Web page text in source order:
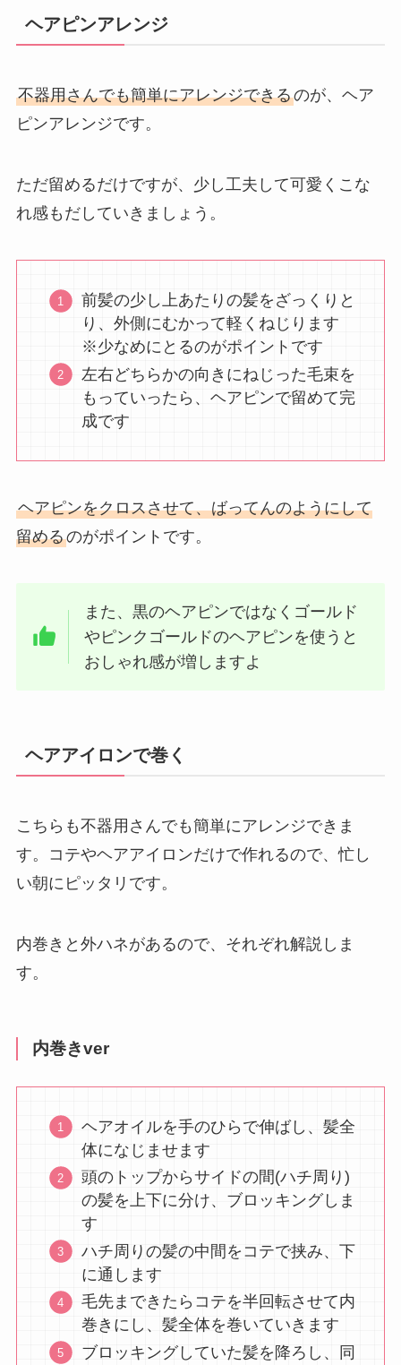
ヘアピンアレンジ
不器用さんでも簡単にアレンジできるのが、ヘア
ピンアレンジです。
ただ留めるだけですが、少し工夫して可愛くこな
れ感もだしていきましょう。
前髪の少し上あたりの髪をざっくりと
り、外側にむかって軽くねじります
※少なめにとるのがポイントです
左右どちらかの向きにねじった毛束を
もっていったら、ヘアピンで留めて完
成です
ヘアピンをクロスさせて、ばってんのようにして
留めるのがポイントです。
また、黒のヘアピンではなくゴールド
やピンクゴールドのヘアピンを使うと
おしゃれ感が増しますよ
ヘアアイロンで巻く
こちらも不器用さんでも簡単にアレンジできま
す。コテやヘアアイロンだけで作れるので、忙し
い朝にピッタリです。
内巻きと外ハネがあるので、それぞれ解説しま
す。
内巻きver
ヘアオイルを手のひらで伸ばし、髪全
体になじませます
頭のトップからサイドの間(ハチ周り)
の髪を上下に分け、ブロッキングしま
す
ハチ周りの髪の中間をコテで挟み、下
に通します
毛先まできたらコテを半回転させて内
巻きにし、髪全体を巻いていきます
ブロッキングしていた髪を降ろし、同